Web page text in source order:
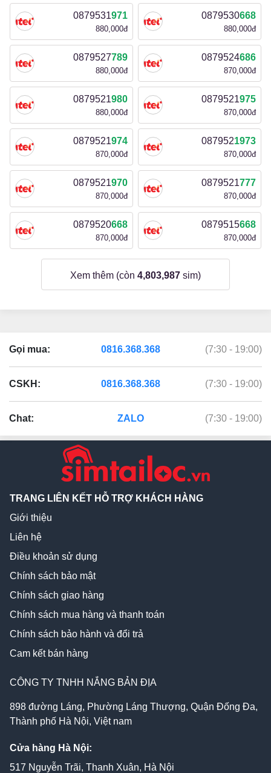
0879531971
880,000đ
0879530668
880,000đ
0879527789
880,000đ
0879524686
870,000đ
0879521980
880,000đ
0879521975
870,000đ
0879521974
870,000đ
0879521973
870,000đ
0879521970
870,000đ
0879521777
870,000đ
0879520668
870,000đ
0879515668
870,000đ
Xem thêm (còn 4,803,987 sim)
Gọi mua: 0816.368.368 (7:30 - 19:00)
CSKH: 0816.368.368 (7:30 - 19:00)
Chat: ZALO (7:30 - 19:00)
CÔNG TY TNHH NẮNG BẢN ĐỊA
898 đường Láng, Phường Láng Thượng, Quận Đống Đa,
Thành phố Hà Nội, Việt nam
Cửa hàng Hà Nội:
517 Nguyễn Trãi, Thanh Xuân, Hà Nội
TRANG LIÊN KẾT HỖ TRỢ KHÁCH HÀNG
Giới thiệu
Liên hệ
Điều khoản sử dụng
Chính sách bảo mật
Chính sách giao hàng
Chính sách mua hàng và thanh toán
Chính sách bảo hành và đổi trả
Cam kết bán hàng